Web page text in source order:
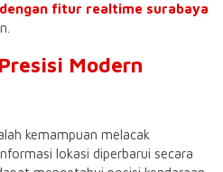
fitur realtime surabaya
Modern
kemampuan melacak
lokasi diperbarui secara